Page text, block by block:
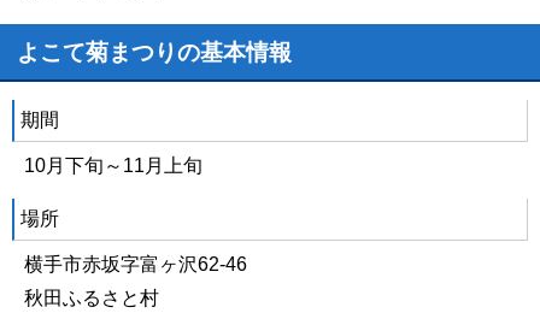
よこて菊まつりの基本情報
期間
10月下旬～11月上旬
場所
横手市赤坂字富ヶ沢62-46
秋田ふるさと村